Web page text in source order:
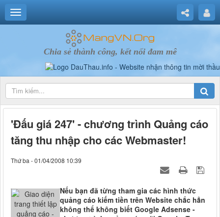
Chia sẻ thành công, kết nối đam mê
'Đấu giá 247' - chương trình Quảng cáo
tăng thu nhập cho các Webmaster!
Thứ ba - 01/04/2008 10:39
Nếu bạn đã từng tham gia các hình thức
quảng cáo kiếm tiền trên Website chắc hẳn
không thể không biết Google Adsense -